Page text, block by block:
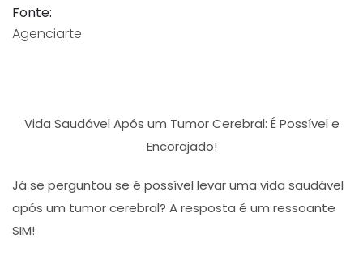
Fonte:
Agenciarte
Vida Saudável Após um Tumor Cerebral: É Possível e
Encorajado!
Já se perguntou se é possível levar uma vida saudável
após um tumor cerebral? A resposta é um ressoante
SIM!